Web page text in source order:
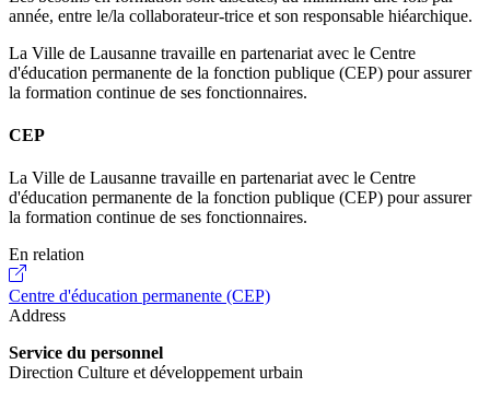
année, entre le/la collaborateur-trice et son responsable hiéarchique.
La Ville de Lausanne travaille en partenariat avec le Centre
d'éducation permanente de la fonction publique (CEP) pour assurer
la formation continue de ses fonctionnaires.
CEP
La Ville de Lausanne travaille en partenariat avec le Centre
d'éducation permanente de la fonction publique (CEP) pour assurer
la formation continue de ses fonctionnaires.
En relation
Centre d'éducation permanente (CEP)
Address
Service du personnel
Direction Culture et développement urbain